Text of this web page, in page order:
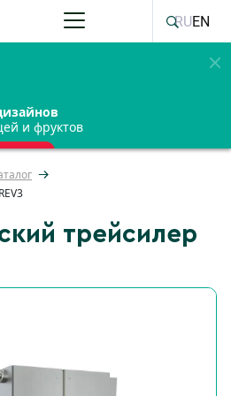
и фруктов
RUEN
трейсилер